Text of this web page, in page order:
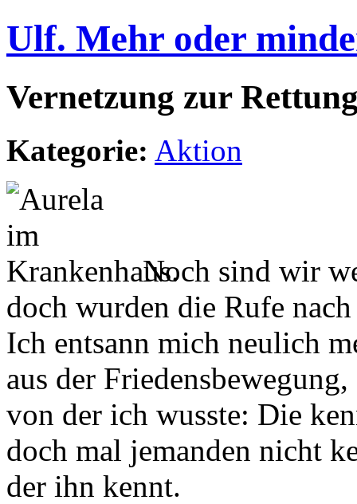
Ulf. Mehr oder
Vernetzung zur
Kategorie: Aktion
Noch sind wir
doch wurden die Rufe
Ich entsann mich neulich
aus der
von der ich wusste: Die
doch mal jemanden nicht
der ihn kennt.